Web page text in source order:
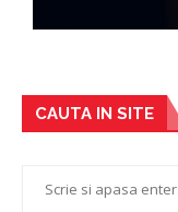
CAUTA IN SITE